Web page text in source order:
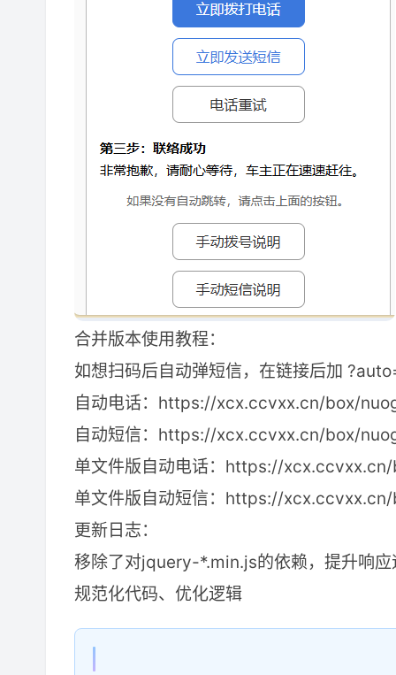
合并版本使用教程：
如想扫码后自动弹短信，在链接后加
自动电话：https://xcx.ccvxx.cn/box/
自动短信：https://xcx.ccvxx.cn/box/
单文件版自动电话：https://
单文件版自动短信：https://
更新日志：
移除了对jquery-*.min.js的依赖，提升响
规范化代码、优化逻辑